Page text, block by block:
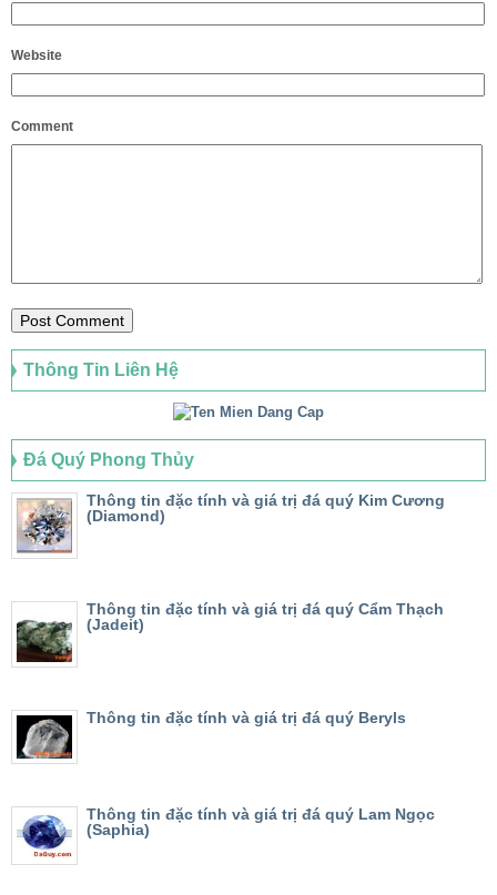
Website
Comment
Thông Tin Liên Hệ
Đá Quý Phong Thủy
Thông tin đặc tính và giá trị đá quý Kim Cương
(Diamond)
Thông tin đặc tính và giá trị đá quý Cẩm Thạch
(Jadeit)
Thông tin đặc tính và giá trị đá quý Beryls
Thông tin đặc tính và giá trị đá quý Lam Ngọc
(Saphia)